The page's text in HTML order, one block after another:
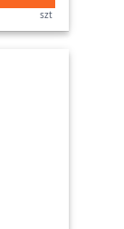
szt